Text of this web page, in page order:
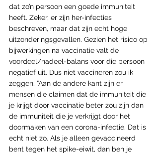
dat zo’n persoon een goede immuniteit
heeft. Zeker, er zijn her-infecties
beschreven, maar dat zijn echt hoge
uitzonderingsgevallen. Gezien het risico op
bijwerkingen na vaccinatie valt de
voordeel/nadeel-balans voor die persoon
negatief uit. Dus niet vaccineren zou ik
zeggen. “Aan de andere kant zijn er
mensen die claimen dat de immuniteit die
je krijgt door vaccinatie beter zou zijn dan
de immuniteit die je verkrijgt door het
doormaken van een corona-infectie. Dat is
echt niet zo. Als je alleen gevaccineerd
bent tegen het spike-eiwit, dan ben je